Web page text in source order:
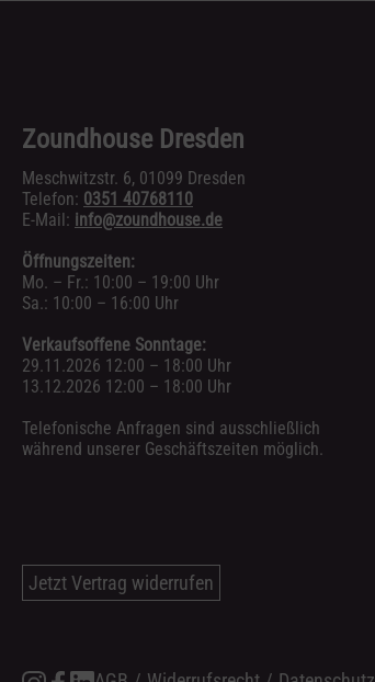
Zoundhouse Dresden
Meschwitzstr. 6, 01099 Dresden
Telefon: 0351 40768110
E-Mail: info@zoundhouse.de
Öffnungszeiten:
Mo. – Fr.: 10:00 – 19:00 Uhr
Sa.: 10:00 – 16:00 Uhr
Verkaufsoffene Sonntage:
29.11.2026 12:00 – 18:00 Uhr
13.12.2026 12:00 – 18:00 Uhr
Telefonische Anfragen sind ausschließlich
während unserer Geschäftszeiten möglich.
Jetzt Vertrag widerrufen